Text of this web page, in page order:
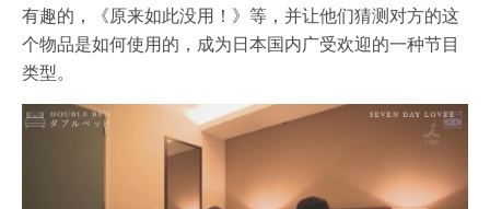
有趣的，《原来如此没用！》等，并让他们猜测对方的这
个物品是如何使用的，成为日本国内广受欢迎的一种节目
类型。